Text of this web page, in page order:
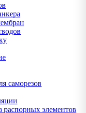
саморезов
распорных элементов